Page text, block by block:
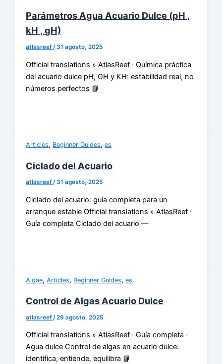
Parámetros Agua Acuario Dulce (pH ,
kH , gH)
atlasreef/31 agosto, 2025
Official translations » AtlasReef · Química práctica
del acuario dulce pH, GH y KH: estabilidad real, no
números perfectos 📘
Articles, Beginner Guides,es
Ciclado del Acuario
atlasreef/31 agosto, 2025
Ciclado del acuario: guía completa para un
arranque estable Official translations » AtlasReef ·
Guía completa Ciclado del acuario —
Algae,Articles, Beginner Guides,es
Control de Algas Acuario Dulce
atlasreef /29 agosto, 2025
Official translations » AtlasReef · Guía completa ·
Agua dulce Control de algas en acuario dulce:
identifica, entiende, equilibra 📘